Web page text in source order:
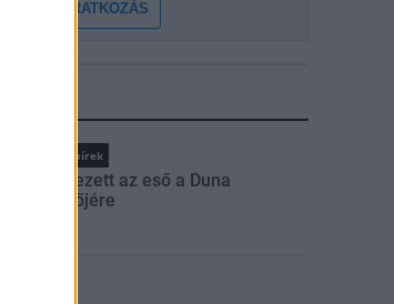
FELIRATKOZÁS
Országos hírek
Megérkezett az eső a Duna
vízgyűjtőjére